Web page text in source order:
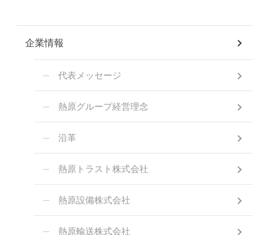
企業情報
代表メッセージ
熱原グループ経営理念
沿革
熱原トラスト株式会社
熱原設備株式会社
熱原輸送株式会社